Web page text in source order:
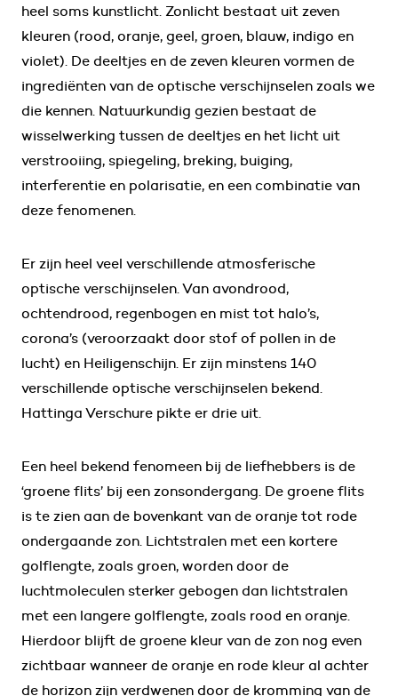
heel soms kunstlicht. Zonlicht bestaat uit zeven
kleuren (rood, oranje, geel, groen, blauw, indigo en
violet). De deeltjes en de zeven kleuren vormen de
ingrediënten van de optische verschijnselen zoals we
die kennen. Natuurkundig gezien bestaat de
wisselwerking tussen de deeltjes en het licht uit
verstrooiing, spiegeling, breking, buiging,
interferentie en polarisatie, en een combinatie van
deze fenomenen.
Er zijn heel veel verschillende atmosferische
optische verschijnselen. Van avondrood,
ochtendrood, regenbogen en mist tot halo’s,
corona’s (veroorzaakt door stof of pollen in de
lucht) en Heiligenschijn. Er zijn minstens 140
verschillende optische verschijnselen bekend.
Hattinga Verschure pikte er drie uit.
Een heel bekend fenomeen bij de liefhebbers is de
‘groene flits’ bij een zonsondergang. De groene flits
is te zien aan de bovenkant van de oranje tot rode
ondergaande zon. Lichtstralen met een kortere
golflengte, zoals groen, worden door de
luchtmoleculen sterker gebogen dan lichtstralen
met een langere golflengte, zoals rood en oranje.
Hierdoor blijft de groene kleur van de zon nog even
zichtbaar wanneer de oranje en rode kleur al achter
de horizon zijn verdwenen door de kromming van de